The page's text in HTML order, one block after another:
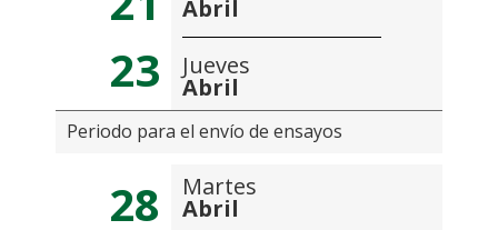
23
Abril
Jueves
Abril
Periodo para el envío de ensayos
28 Martes
Abril